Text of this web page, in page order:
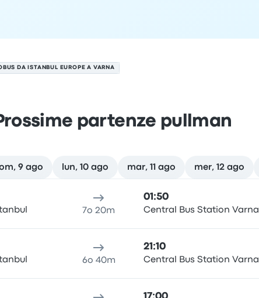
DA ISTANBUL EUROPE A VARNA
partenze pullman
9 ago lun, 10 ago mar, 11 ago mer, 12 ago
7o 20m
01:50
Central Bus Station Varna
6o 40m
21:10
Central Bus Station Varna